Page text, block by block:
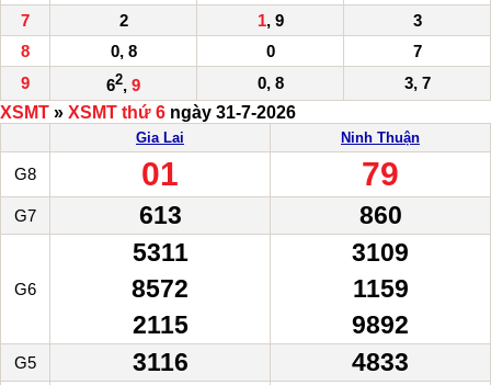
7
2 1, 9
3
8
0, 8 0
7
9
62, 9 0, 8
3, 7
XSMT » XSMT thứ 6 ngày 31-7-2026
Gia Lai Ninh Thuận
G8 01 79
G7 613 860
G6
5311
8572
2115
3109
1159
9892
G5 3116
4833